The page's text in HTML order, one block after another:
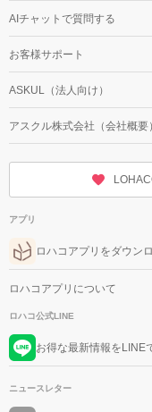
AIチャットで質問する
お客様サポート
ASKUL（法人向け）
アスクル株式会社（会社概要）
アプリ
ロハコアプリをダウン
ロハコアプリについて
ロハコ公式LINE
お得な最新情報をLINE
ニュースレター